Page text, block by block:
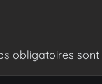
obligatoires sont